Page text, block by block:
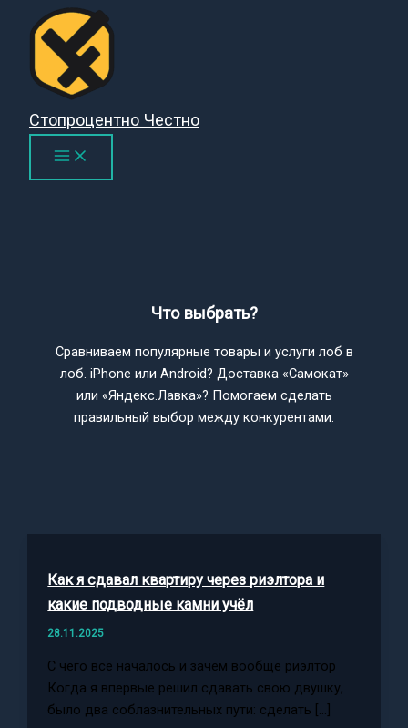
Перейти
содержимому
Стопроцентно Честно
Что выбрать?
Сравниваем популярные товары и услуги лоб в
лоб. iPhone или Android? Доставка «Самокат»
или «Яндекс.Лавка»? Помогаем сделать
правильный выбор между конкурентами.
Как я сдавал квартиру через риэлтора и
какие подводные камни учёл
28.11.2025
С чего всё началось и зачем вообще риэлтор
Когда я впервые решил сдавать свою двушку,
было два соблазнительных пути: сделать […]